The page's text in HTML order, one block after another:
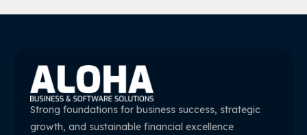
Strong foundations for business success, strategic
growth, and sustainable financial excellence